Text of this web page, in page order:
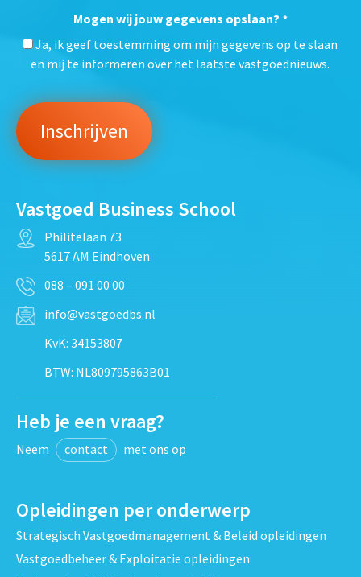
Mogen wij jouw gegevens opslaan? *
Ja, ik geef toestemming om mijn gegevens op te slaan
en mij te informeren over het laatste vastgoednieuws.
Vastgoed Business School
Philitelaan 73
5617 AM Eindhoven
088 – 091 00 00
info@vastgoedbs.nl
KvK: 34153807
BTW: NL809795863B01
Heb je een vraag?
Neem contact met ons op
Opleidingen per onderwerp
Strategisch Vastgoedmanagement & Beleid opleidingen
Vastgoedbeheer & Exploitatie opleidingen